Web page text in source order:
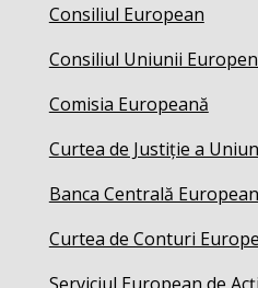
Consiliul European
Consiliul Uniunii
Comisia Europeană
Curtea de Justiție a
Banca Centrală
Curtea de Conturi
Serviciul European de